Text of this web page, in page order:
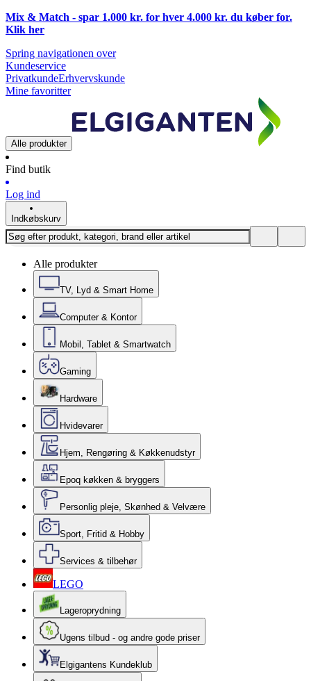
Mix & Match - spar 1.000 kr. for hver 4.000 kr. du køber for.
Klik her
Spring navigationen over
Kundeservice
PrivatkundeErhvervskunde
Mine favoritter
Alle produkter
Find butik
Log ind
Indkøbskurv
Alle produkter
TV, Lyd & Smart Home
Computer & Kontor
Mobil, Tablet & Smartwatch
Gaming
Hardware
Hvidevarer
Hjem, Rengøring & Køkkenudstyr
Epoq køkken & bryggers
Personlig pleje, Skønhed & Velvære
Sport, Fritid & Hobby
Services & tilbehør
LEGO
Lageroprydning
Ugens tilbud - og andre gode priser
Elgigantens Kundeklub